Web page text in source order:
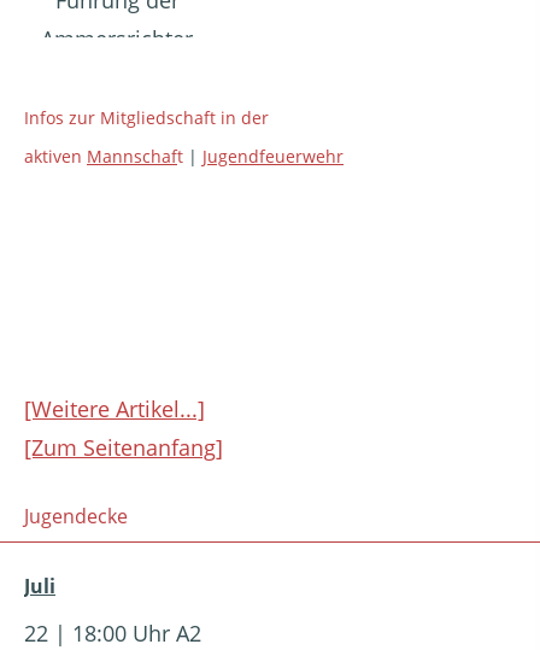
Infos zur Mitgliedschaft in der
aktiven Mannschaft | Jugendfeuerwehr
[Weitere Artikel...]
[Zum Seitenanfang]
Jugendecke
Juli
22 | 18:00 Uhr A2